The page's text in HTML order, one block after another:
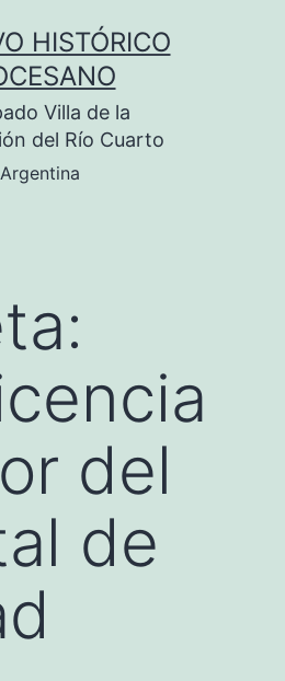
HISTÓRICO
Villa de la
del Río Cuarto
Argentina
del
de